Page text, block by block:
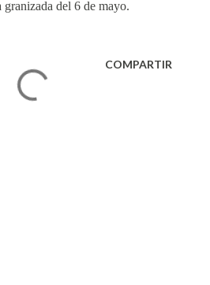
del 6 de mayo.
COMPARTIR